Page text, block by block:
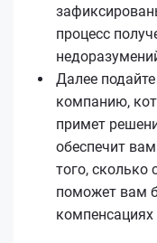
процесс
Далее
компанию,
примет
обеспечит
того, сколько
поможет вам